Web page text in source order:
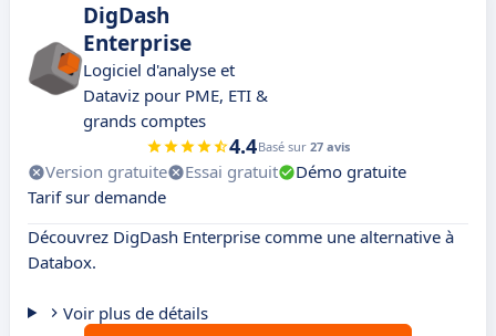
DigDash
Enterprise
Logiciel d'analyse et
Dataviz pour PME, ETI &
grands comptes
4.4Basé sur 27 avis
Version gratuite Essai gratuit
Démo gratuite
Tarif sur demande
Découvrez DigDash Enterprise comme une alternative à
Databox.
Voir plus de détails